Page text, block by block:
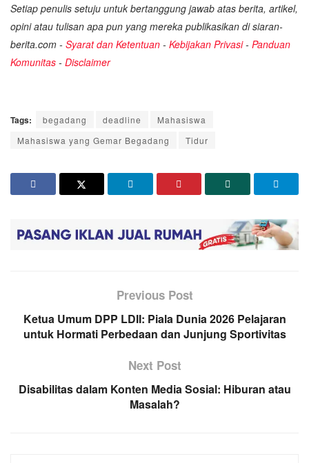
Setiap penulis setuju untuk bertanggung jawab atas berita, artikel,
opini atau tulisan apa pun yang mereka publikasikan di siaran-
berita.com - Syarat dan Ketentuan - Kebijakan Privasi- Panduan
Komunitas - Disclaimer
Tags: begadang deadline
Mahasiswa
Mahasiswa yang Gemar Begadang
Tidur
Previous Post
Ketua Umum DPP LDII: Piala Dunia 2026 Pelajaran
untuk Hormati Perbedaan dan Junjung Sportivitas
Next Post
Disabilitas dalam Konten Media Sosial: Hiburan atau
Masalah?